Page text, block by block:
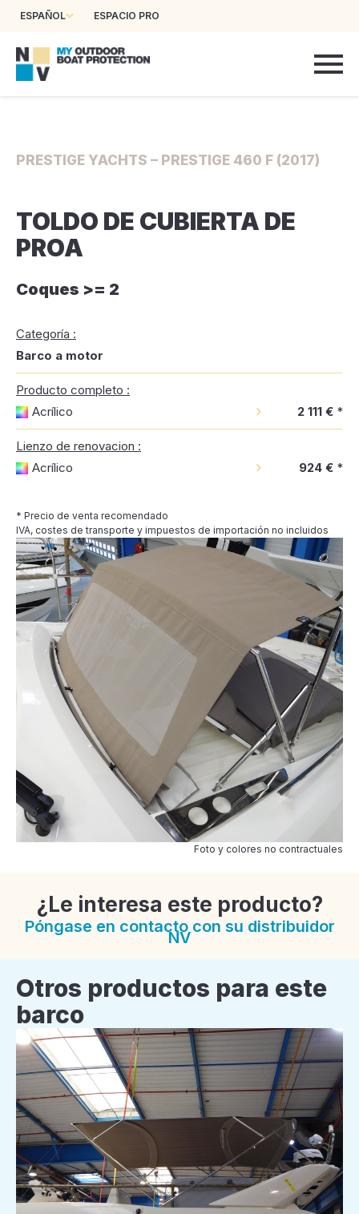
ESPAÑOL ESPACIO PRO
PRESTIGE YACHTS – PRESTIGE 460 F (2017)
TOLDO DE CUBIERTA DE
PROA
Coques >= 2
Categoría :
Barco a motor
Producto completo :
Acrílico
2 111 € *
Lienzo de renovacion :
Acrílico
924 € *
* Precio de venta recomendado
IVA, costes de transporte y impuestos de importación no incluidos
Foto y colores no contractuales
¿Le interesa este producto?
Póngase en contacto con su distribuidor
NV
Otros productos para este
barco